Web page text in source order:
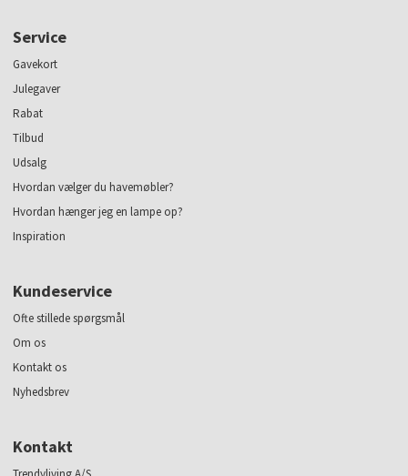
Service
Gavekort
Julegaver
Rabat
Tilbud
Udsalg
Hvordan vælger du havemøbler?
Hvordan hænger jeg en lampe op?
Inspiration
Kundeservice
Ofte stillede spørgsmål
Om os
Kontakt os
Nyhedsbrev
Kontakt